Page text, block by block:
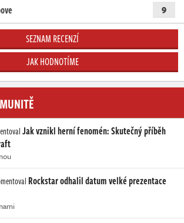
9
SEZNAM RECENZÍ
JAK HODNOTÍME
Jak vznikl herní fenomén: Skutečný příběh
Rockstar odhalil datum velké prezentace